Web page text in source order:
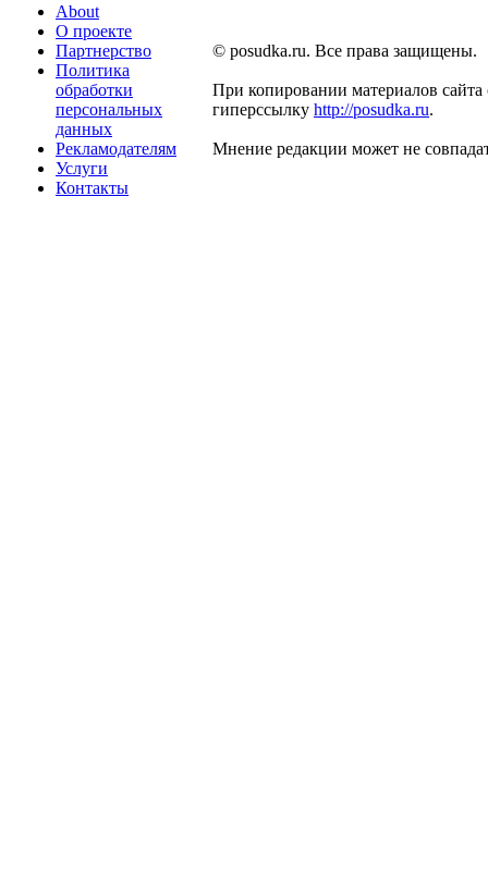
About
О проекте
Партнерство
Политика
обработки
персональных
данных
Рекламодателям
Услуги
Контакты
© posudka.ru. Все права защищены.
При копировании материалов сайта
гиперссылку http://posudka.ru.
Мнение редакции может не